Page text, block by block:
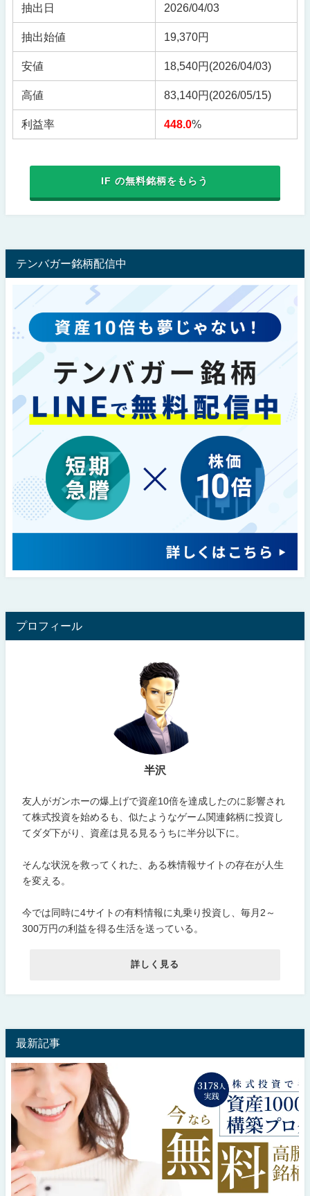
抽出日 2026/04/03
抽出始値 19,370円
安値 18,540円 (2026/04/03)
高値 83,140円 (2026/05/15)
利益率 448.0%
IF の無料銘柄をもらう
テンバガー銘柄配信中
プロフィール
半沢
友人がガンホーの爆上げで資産10倍を達成したのに影響され
て株式投資を始めるも、似たようなゲーム関連銘柄に投資し
てダダ下がり、資産は見る見るうちに半分以下に。
そんな状況を救ってくれた、ある株情報サイトの存在が人生
を変える。
今では同時に4サイトの有料情報に丸乗り投資し、毎月2～
300万円の利益を得る生活を送っている。
詳しく見る
最新記事